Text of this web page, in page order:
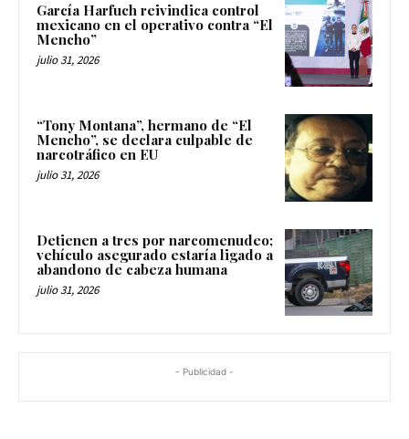
García Harfuch reivindica control
mexicano en el operativo contra “El
Mencho”
julio 31, 2026
“Tony Montana”, hermano de “El
Mencho”, se declara culpable de
narcotráfico en EU
julio 31, 2026
Detienen a tres por narcomenudeo;
vehículo asegurado estaría ligado a
abandono de cabeza humana
julio 31, 2026
- Publicidad -